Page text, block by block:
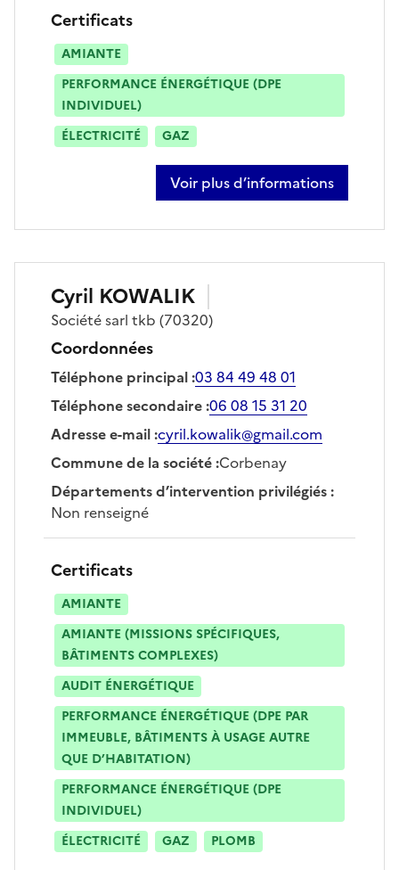
Certificats
AMIANTE
PERFORMANCE ÉNERGÉTIQUE (DPE
INDIVIDUEL)
ÉLECTRICITÉ
GAZ
Voir plus d’informations
sur cyril mosca
Cyril KOWALIK
Sociétésarl tkb (70320)
Coordonnées
Téléphone principal:03 84 49 48 01
Téléphone secondaire:06 08 15 31 20
Adresse e-mail:cyril.kowalik@gmail.com
Commune de la société:Corbenay
Départements d’intervention privilégiés:
Non renseigné
Certificats
AMIANTE
AMIANTE (MISSIONS SPÉCIFIQUES,
BÂTIMENTS COMPLEXES)
AUDIT ÉNERGÉTIQUE
PERFORMANCE ÉNERGÉTIQUE (DPE PAR
IMMEUBLE, BÂTIMENTS À USAGE AUTRE
QUE D’HABITATION)
PERFORMANCE ÉNERGÉTIQUE (DPE
INDIVIDUEL)
ÉLECTRICITÉ
GAZ PLOMB